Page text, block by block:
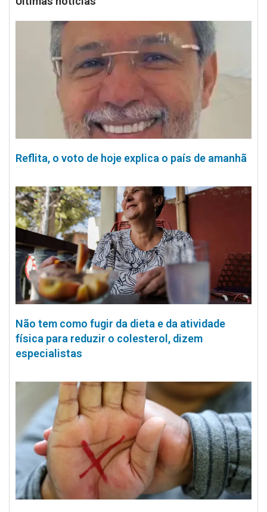
Reflita, o voto de hoje explica o país de amanhã
Não tem como fugir da dieta e da atividade
física para reduzir o colesterol, dizem
especialistas